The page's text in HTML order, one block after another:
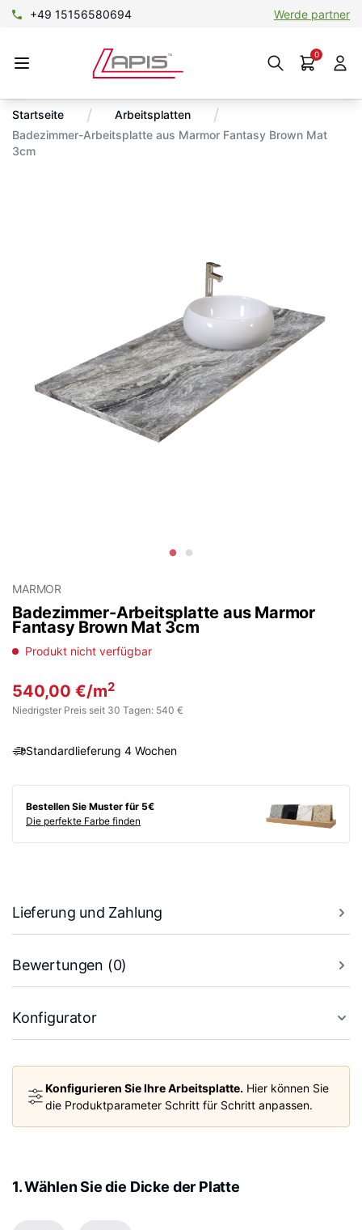
+49 15156580694 Werde partner
0
Startseite / Arbeitsplatten /
Badezimmer-Arbeitsplatte aus Marmor Fantasy Brown Mat
3cm
MARMOR
Badezimmer-Arbeitsplatte aus Marmor
Fantasy Brown Mat 3cm
Produkt nicht verfügbar
540,00 €/m2
Niedrigster Preis seit 30 Tagen: 540 €
Standardlieferung 4 Wochen
Bestellen Sie Muster für 5€
Die perfekte Farbe finden
Lieferung und Zahlung
Bewertungen (0)
Konfigurator
Konfigurieren Sie Ihre Arbeitsplatte. Hier können Sie
die Produktparameter Schritt für Schritt anpassen.
1. Wählen Sie die Dicke der Platte